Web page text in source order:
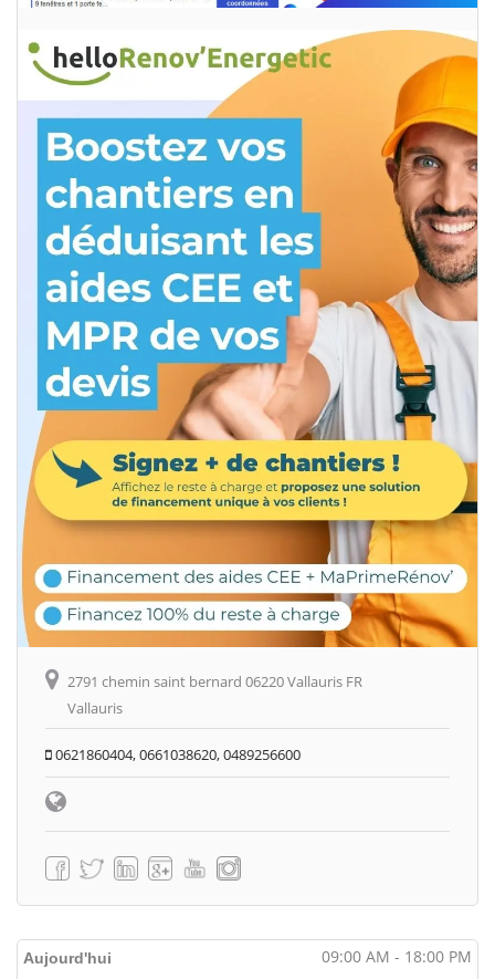
2791 chemin saint bernard 06220 Vallauris FR
Vallauris
0621860404, 0661038620, 0489256600
Aujourd'hui 09:00 AM - 18:00 PM